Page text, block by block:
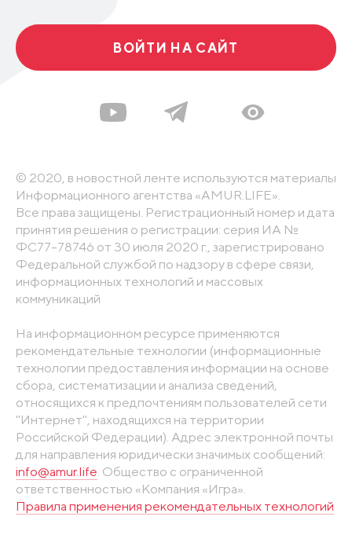
ВОЙТИ НА САЙТ
© 2020, в новостной ленте используются материалы
Информационного агентства «AMUR.LIFE».
Все права защищены. Регистрационный номер и дата
принятия решения о регистрации: серия ИА №
ФС77-78746 от 30 июля 2020 г., зарегистрировано
Федеральной службой по надзору в сфере связи,
информационных технологий и массовых
коммуникаций
На информационном ресурсе применяются
рекомендательные технологии (информационные
технологии предоставления информации на основе
сбора, систематизации и анализа сведений,
относящихся к предпочтениям пользователей сети
"Интернет", находящихся на территории
Российской Федерации). Адрес электронной почты
для направления юридически значимых сообщений:
info@amur.life . Общество с ограниченной
ответственностью «Компания «Игра».
Правила применения рекомендательных технологий